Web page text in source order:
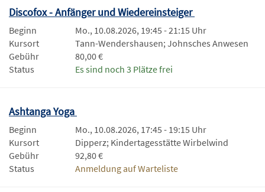
Discofox - Anfänger und Wiedereinsteiger
Beginn
Mo., 10.08.2026, 19:45 - 21:15 Uhr
Kursort
Tann-Wendershausen; Johnsches Anwesen
Gebühr
80,00 €
Status
Es sind noch 3 Plätze frei
Ashtanga Yoga
Beginn
Mo., 10.08.2026, 17:45 - 19:15 Uhr
Kursort
Dipperz; Kindertagesstätte Wirbelwind
Gebühr
92,80 €
Status
Anmeldung auf Warteliste